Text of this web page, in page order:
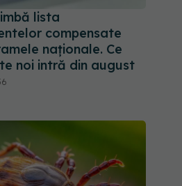
lista
compensate
naționale. Ce
noi intră din august